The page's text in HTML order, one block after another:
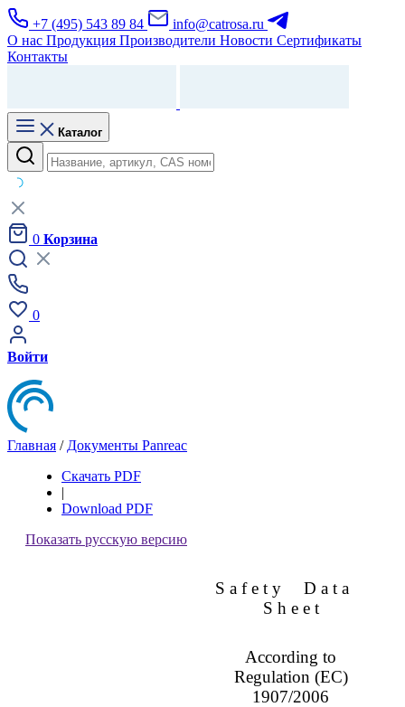
+7 (495) 543 89 84
info@catrosa.ru
О нас Продукция Производители Новости Сертификаты
Контакты
Каталог
0 Корзина
0
Войти
Главная / Документы Panreac
Скачать PDF
|
Download PDF
Показать русскую версию
S a f e t y
D a t a
S h e e t
According to
Regulation (EC)
1907/2006